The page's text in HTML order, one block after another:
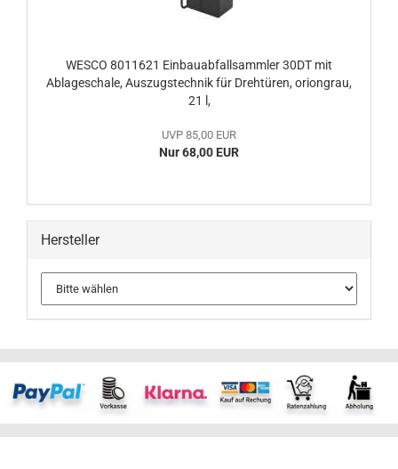
WESCO 8011621 Einbauabfallsammler 30DT mit
Ablageschale, Auszugstechnik für Drehtüren, oriongrau,
21 l,
UVP 85,00 EUR
Nur 68,00 EUR
Hersteller